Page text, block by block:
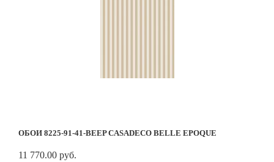
ОБОИ 8225-91-41-BEEP CASADECO BELLE EPOQUE
11 770.00 руб.